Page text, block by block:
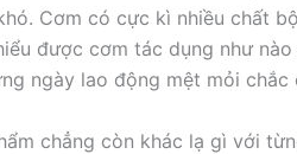
Cơm có cực kì nhiều chất
được cơm tác dụng như
ngày lao động mệt mỏi chắc
chẳng còn khác lạ gì với